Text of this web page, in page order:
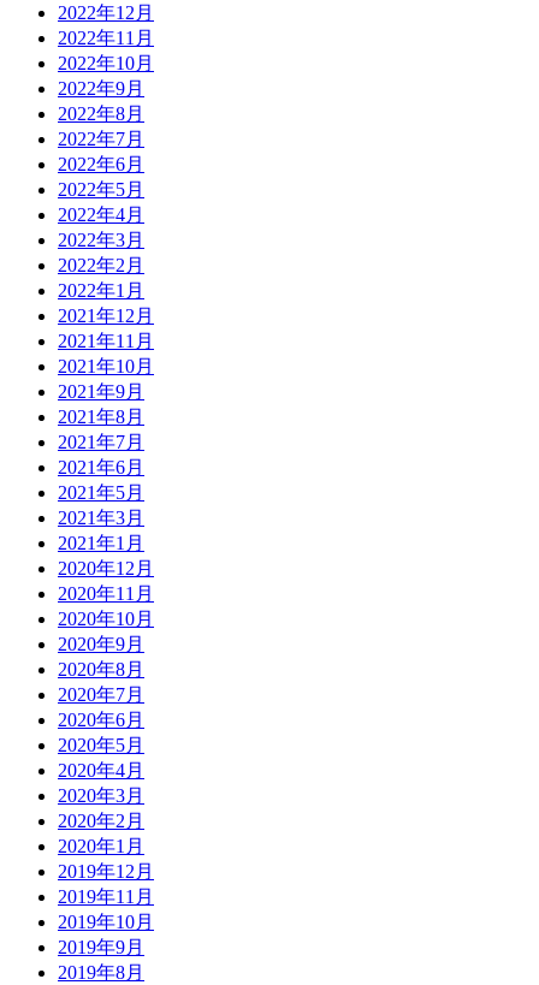
2022年12月
2022年11月
2022年10月
2022年9月
2022年8月
2022年7月
2022年6月
2022年5月
2022年4月
2022年3月
2022年2月
2022年1月
2021年12月
2021年11月
2021年10月
2021年9月
2021年8月
2021年7月
2021年6月
2021年5月
2021年3月
2021年1月
2020年12月
2020年11月
2020年10月
2020年9月
2020年8月
2020年7月
2020年6月
2020年5月
2020年4月
2020年3月
2020年2月
2020年1月
2019年12月
2019年11月
2019年10月
2019年9月
2019年8月